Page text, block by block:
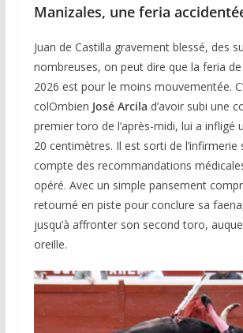
Manizales, une feria
Juan de Castilla gravement blessé, des
nombreuses, on peut dire que la feria
2026 est pour le moins mouvementée.
colOmbien José Arcila d’avoir subi une
premier toro de l’après-midi, lui a infligé
20 centimètres. Il est sorti de l’infirmerie
compte des recommandations
opéré. Avec un simple pansement
retourné en piste pour conclure sa
jusqu’à affronter son second toro,
oreille.